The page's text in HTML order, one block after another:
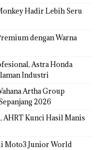
Hadir Lebih Seru
dengan Warna
Astra Honda
Industri
Artha Group
2026
AHRT Kunci Hasil Manis
Moto3 Junior World